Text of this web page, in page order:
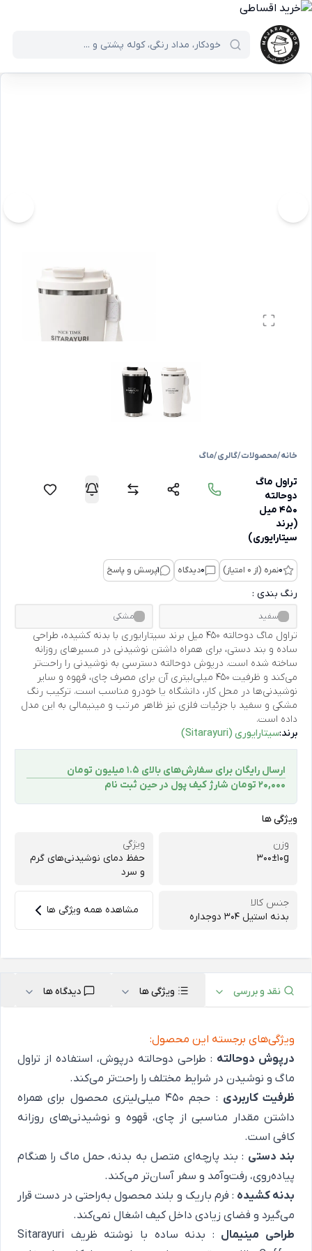
خانه/محصولات/گالری/ماگ
تراول ماگ
دوحالته
450 میل
(برند
سیتارایوری)
0نمره (از 0 امتیاز) 0دیدگاه 1پرسش و پاسخ
تراول ماگ دوحالته ۴۵۰ میل برند سیتارایوری با بدنه کشیده، طراحی
ساده و بند دستی، برای همراه داشتن نوشیدنی در مسیرهای روزانه
ساخته شده است. درپوش دوحالته دسترسی به نوشیدنی را راحت‌تر
می‌کند و ظرفیت ۴۵۰ میلی‌لیتری آن برای مصرف چای، قهوه و سایر
نوشیدنی‌ها در محل کار، دانشگاه یا خودرو مناسب است. ترکیب رنگ
مشکی و سفید با جزئیات فلزی نیز ظاهر مرتب و مینیمالی به این مدل
داده است.
رنگ بندی :
سفید مشکی
برند:سیتارایوری (Sitarayuri)
ارسال رایگان برای سفارش‌های بالای 1.5 میلیون تومان
۲۰,۰۰۰ تومان شارژ کیف پول در حین ثبت ‌نام
ویژگی ها
وزن
300±10g
ویژگی
حفظ دمای نوشیدنی‌های گرم
و سرد
جنس کالا
بدنه استیل ۳۰۴ دوجداره
مشاهده همه ویژگی ها
نقد و بررسی ویژگی ها دیدگاه ها
ویژگی‌های برجسته این محصول:
درپوش دوحالته : طراحی دوحالته درپوش، استفاده از تراول
ماگ و نوشیدن در شرایط مختلف را راحت‌تر می‌کند.
ظرفیت کاربردی
: حجم ۴۵۰ میلی‌لیتری محصول برای همراه
داشتن مقدار مناسبی از چای، قهوه و نوشیدنی‌های روزانه
کافی است.
بند دستی : بند پارچه‌ای متصل به بدنه، حمل ماگ را هنگام
پیاده‌روی، رفت‌وآمد و سفر آسان‌تر می‌کند.
بدنه کشیده : فرم باریک و بلند محصول به‌راحتی در دست قرار
می‌گیرد و فضای زیادی داخل کیف اشغال نمی‌کند.
طراحی مینیمال
: بدنه ساده با نوشته ظریف Sitarayuri